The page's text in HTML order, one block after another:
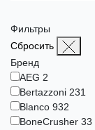
Фильтры
Сбросить
Бренд
AEG 2
Bertazzoni 231
Blanсo 932
BoneCrusher 33